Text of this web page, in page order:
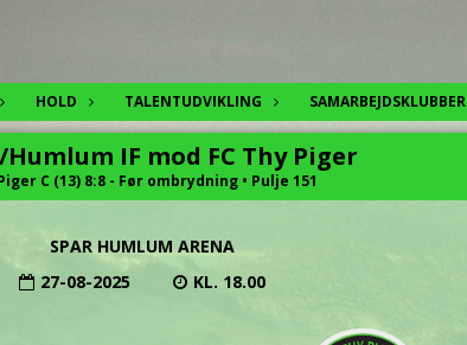
HOLD TALENTUDVIKLING SAMARBEJDSKLUBBER
Humlum IF mod FC Thy Piger
C (13) 8:8 - Før ombrydning • Pulje 151
SPAR HUMLUM ARENA
27-08-2025
KL. 18.00